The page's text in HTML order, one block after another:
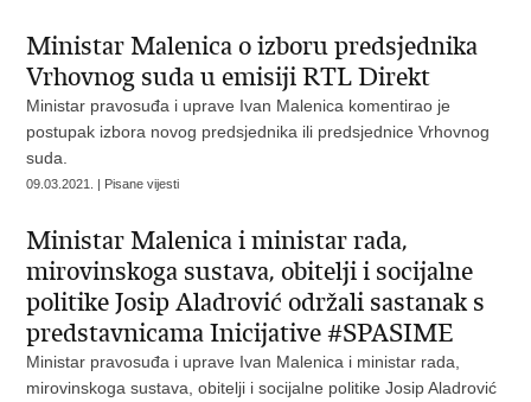
Ministar Malenica o izboru predsjednika
Vrhovnog suda u emisiji RTL Direkt
Ministar pravosuđa i uprave Ivan Malenica komentirao je
postupak izbora novog predsjednika ili predsjednice Vrhovnog
suda.
09.03.2021. | Pisane vijesti
Ministar Malenica i ministar rada,
mirovinskoga sustava, obitelji i socijalne
politike Josip Aladrović održali sastanak s
predstavnicama Inicijative #SPASIME
Ministar pravosuđa i uprave Ivan Malenica i ministar rada,
mirovinskoga sustava, obitelji i socijalne politike Josip Aladrović